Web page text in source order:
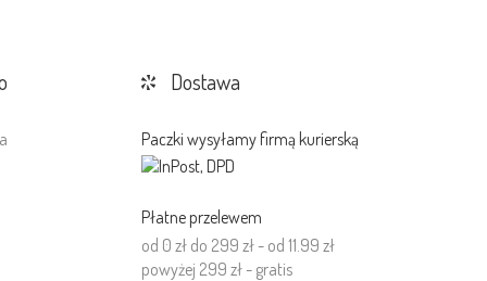
Dostawa
Paczki wysyłamy firmą kurierską
Płatne przelewem
od 0 zł do 299 zł - od 11.99 zł
powyżej 299 zł - gratis